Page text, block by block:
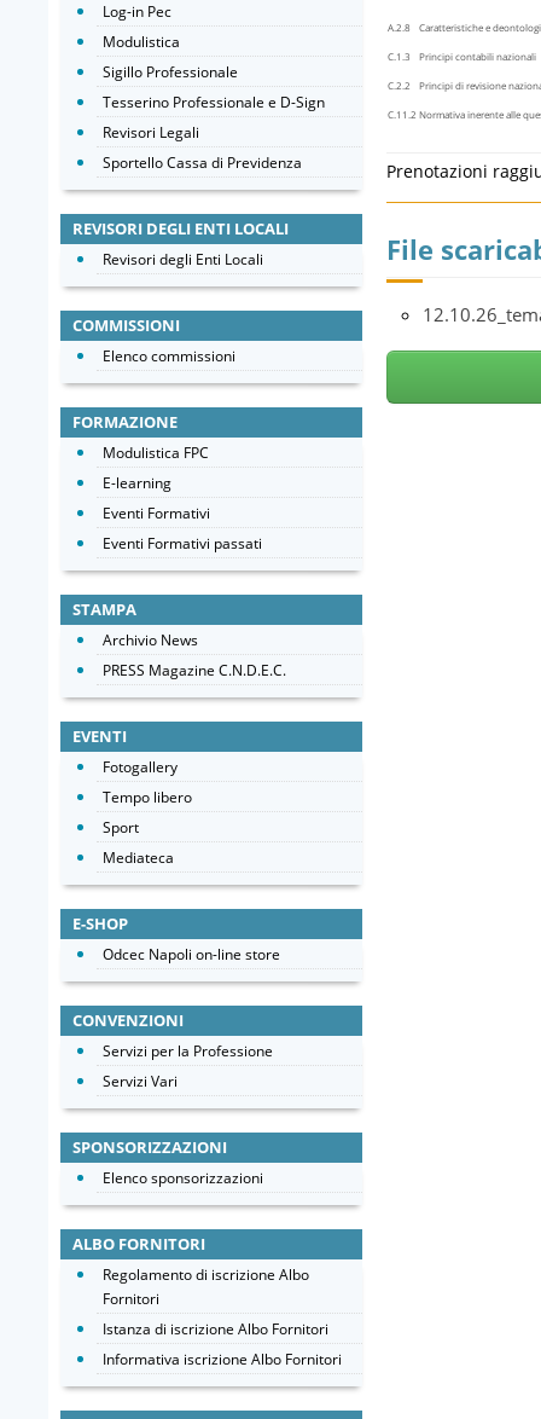
A.2.8 Caratteristiche e
C.1.3 Principi contabili nazionali
C.2.2 Principi di revisione
C.11.2 Normativa inerente alle
Prenotazioni
File
Log-in Pec
Modulistica
Sigillo Professionale
Tesserino Professionale e D-Sign
Revisori Legali
Sportello Cassa di Previdenza
REVISORI DEGLI ENTI LOCALI
Revisori degli Enti Locali
COMMISSIONI
Elenco commissioni
FORMAZIONE
Modulistica FPC
E-learning
Eventi Formativi
Eventi Formativi passati
STAMPA
Archivio News
PRESS Magazine C.N.D.E.C.
EVENTI
Fotogallery
Tempo libero
Sport
Mediateca
E-SHOP
Odcec Napoli on-line store
CONVENZIONI
Servizi per la Professione
Servizi Vari
SPONSORIZZAZIONI
Elenco sponsorizzazioni
ALBO FORNITORI
Regolamento di iscrizione Albo
Fornitori
Istanza di iscrizione Albo Fornitori
Informativa iscrizione Albo Fornitori